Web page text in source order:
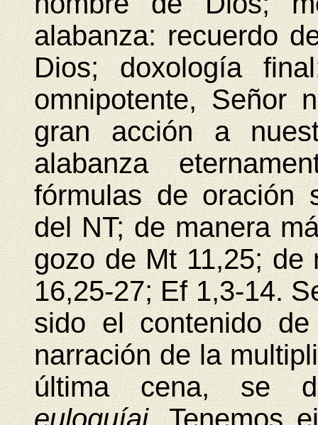
alabanza: recuerdo
Dios; doxología
omnipotente, Señor
gran acción a
alabanza
fórmulas de oración
del NT; de manera
gozo de Mt 11,25; de
16,25-27; Ef 1,3-14.
sido el contenido
narración de la
última cena, se